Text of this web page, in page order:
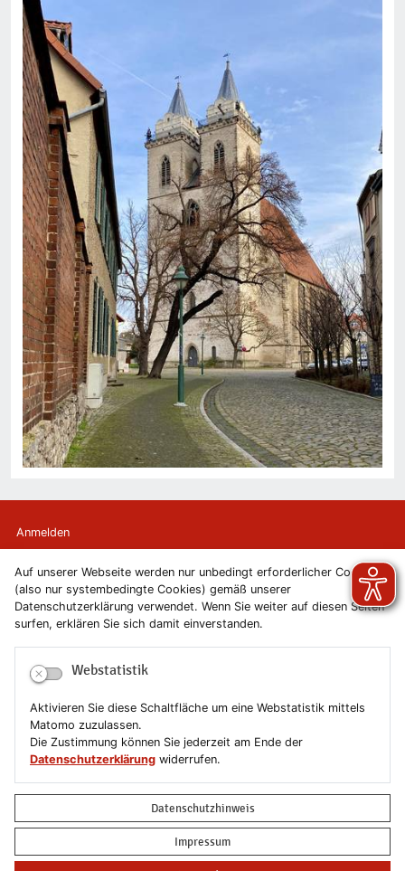
Auf unserer Webseite werden nur unbedingt erforderlicher Cookies
(also nur systembedingte Cookies) gemäß unserer
Datenschutzerklärung verwendet. Wenn Sie weiter auf diesen Seiten
surfen, erklären Sie sich damit einverstanden.
Webstatistik
Aktivieren Sie diese Schaltfläche um eine Webstatistik mittels
Matomo zuzulassen.
Die Zustimmung können Sie jederzeit am Ende der
Datenschutzerklärung widerrufen.
Datenschutzhinweis
Impressum
Anmelden
Kontakt
Newsletter
Datenschutzerklärung
Sitemap